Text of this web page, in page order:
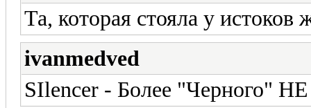
Та, которая стояла у истоков
ivanmedved
SIlencer - Более "Черного"